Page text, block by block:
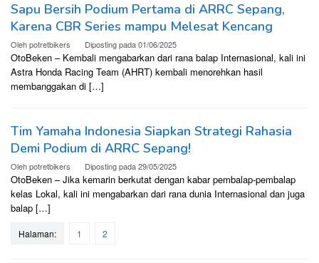
Sapu Bersih Podium Pertama di ARRC Sepang,
Karena CBR Series mampu Melesat Kencang
Olehpotretbikers Diposting pada01/06/2025
OtoBeken – Kembali mengabarkan dari rana balap Internasional, kali ini
Astra Honda Racing Team (AHRT) kembali menorehkan hasil
membanggakan di […]
Tim Yamaha Indonesia Siapkan Strategi Rahasia
Demi Podium di ARRC Sepang!
Olehpotretbikers Diposting pada29/05/2025
OtoBeken – Jika kemarin berkutat dengan kabar pembalap-pembalap
kelas Lokal, kali ini mengabarkan dari rana dunia Internasional dan juga
balap […]
Halaman: 1 2